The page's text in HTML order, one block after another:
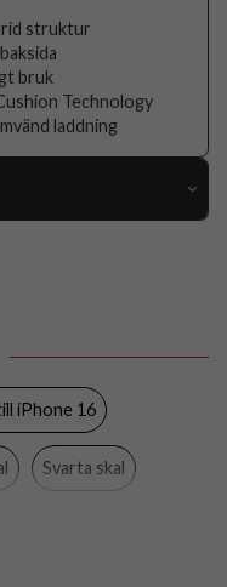
struktur
bruk
Technology
laddning
laddning-kompatibel
Genomskinlig, Svart
(PC), Mjukplast (TPU)
iPhone 16
Svarta skal